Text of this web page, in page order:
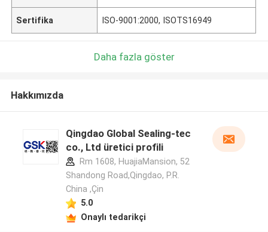
Sertifika ISO-9001:2000, ISOTS16949
Daha fazla göster
Hakkımızda
Qingdao Global Sealing-tec
co., Ltd üretici profili
Rm 1608, HuajiaMansion, 52
Shandong Road,Qingdao, P.R.
China ,Çin
5.0
Onaylı tedarikçi